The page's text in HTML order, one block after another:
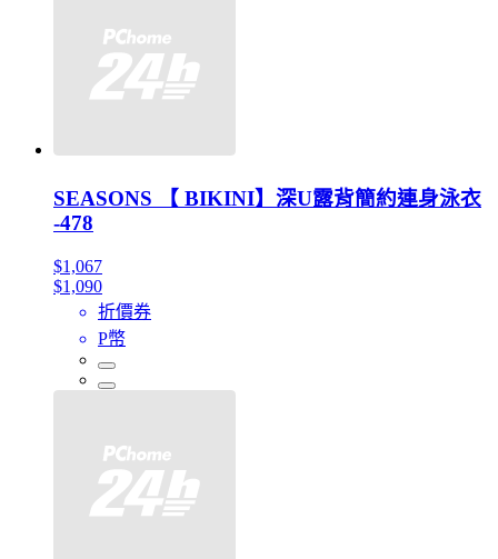
SEASONS 【 BIKINI】深U露背簡約連身泳衣
-478
$1,067
$1,090
折價券
P幣